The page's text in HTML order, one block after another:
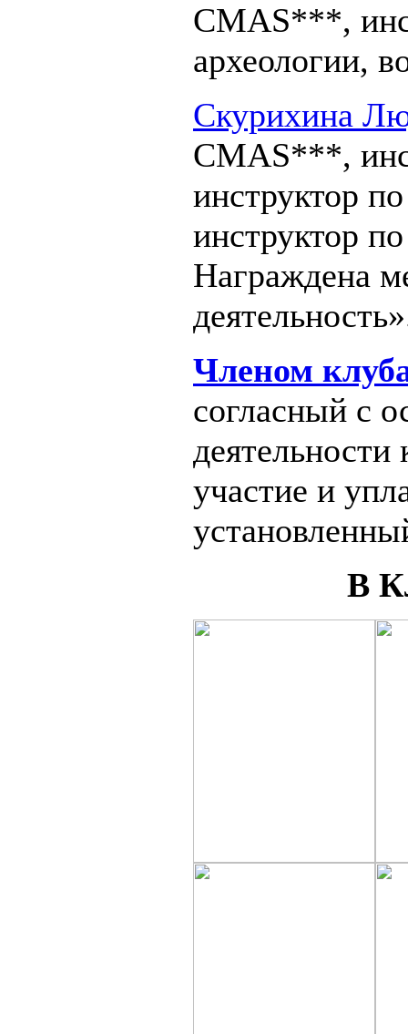
СМАS***,
археологии,
Скурихина
CMAS***,
инструктор
инструктор
Награждена
Членом
согласный с
участие и
В